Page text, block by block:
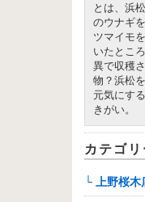
とは、浜
のウナギ
ツマイモ
いたとこ
異で収穫
物？浜松
元気にす
きがい。
カテゴリ
└ 上野桜木